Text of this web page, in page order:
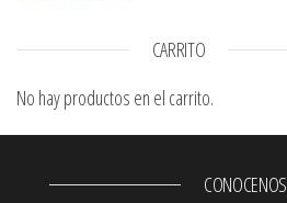
CARRITO
No hay productos en el carrito.
CONOCENOS